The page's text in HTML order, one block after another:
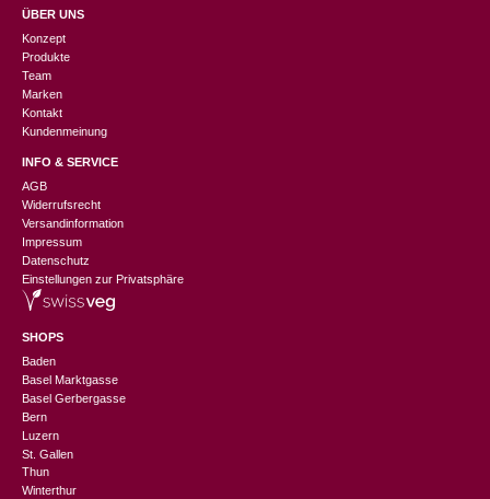
ÜBER UNS
Konzept
Produkte
Team
Marken
Kontakt
Kundenmeinung
INFO & SERVICE
AGB
Widerrufsrecht
Versandinformation
Impressum
Datenschutz
Einstellungen zur Privatsphäre
SHOPS
Baden
Basel Marktgasse
Basel Gerbergasse
Bern
Luzern
St. Gallen
Thun
Winterthur